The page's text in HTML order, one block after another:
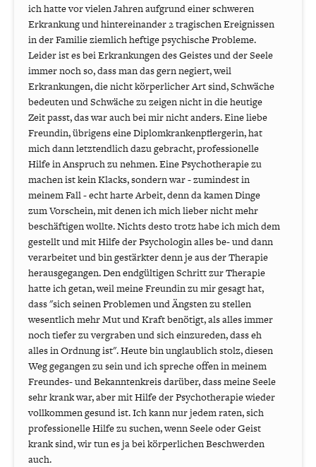
ich hatte vor vielen Jahren aufgrund einer schweren
Erkrankung und hintereinander 2 tragischen Ereignissen
in der Familie ziemlich heftige psychische Probleme.
Leider ist es bei Erkrankungen des Geistes und der Seele
immer noch so, dass man das gern negiert, weil
Erkrankungen, die nicht körperlicher Art sind, Schwäche
bedeuten und Schwäche zu zeigen nicht in die heutige
Zeit passt, das war auch bei mir nicht anders. Eine liebe
Freundin, übrigens eine Diplomkrankenpflergerin, hat
mich dann letztendlich dazu gebracht, professionelle
Hilfe in Anspruch zu nehmen. Eine Psychotherapie zu
machen ist kein Klacks, sondern war - zumindest in
meinem Fall - echt harte Arbeit, denn da kamen Dinge
zum Vorschein, mit denen ich mich lieber nicht mehr
beschäftigen wollte. Nichts desto trotz habe ich mich dem
gestellt und mit Hilfe der Psychologin alles be- und dann
verarbeitet und bin gestärkter denn je aus der Therapie
herausgegangen. Den endgültigen Schritt zur Therapie
hatte ich getan, weil meine Freundin zu mir gesagt hat,
dass "sich seinen Problemen und Ängsten zu stellen
wesentlich mehr Mut und Kraft benötigt, als alles immer
noch tiefer zu vergraben und sich einzureden, dass eh
alles in Ordnung ist". Heute bin unglaublich stolz, diesen
Weg gegangen zu sein und ich spreche offen in meinem
Freundes- und Bekanntenkreis darüber, dass meine Seele
sehr krank war, aber mit Hilfe der Psychotherapie wieder
vollkommen gesund ist. Ich kann nur jedem raten, sich
professionelle Hilfe zu suchen, wenn Seele oder Geist
krank sind, wir tun es ja bei körperlichen Beschwerden
auch.